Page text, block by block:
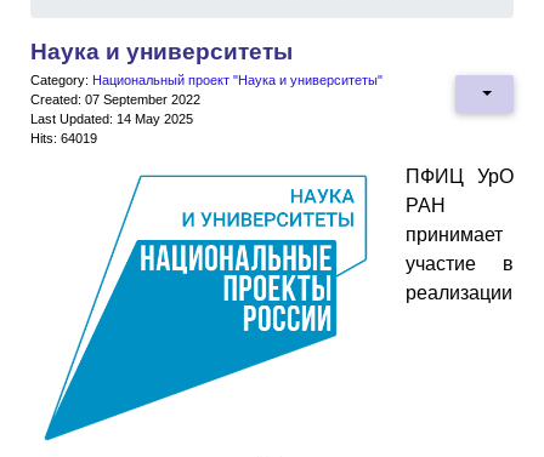
Наука и университеты
Category: Национальный проект "Наука и университеты"
Created: 07 September 2022
Last Updated: 14 May 2025
Hits: 64019
ПФИЦ УрО
РАН
принимает
участие в
реализации